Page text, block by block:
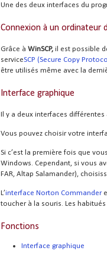
Une des deux interfaces du
Connexion à un ordinateur
Grâce à WinSCP, il est possible
serviceSCP (Secure Copy
être utilisés même avec la
Interface graphique
Il y a deux interfaces
Vous pouvez choisir votre
Si c’est la première fois que
Windows. Cependant, si vous
FAR, Altap Salamander),
L’interface Norton Commander
toucher à la souris. Les
Fonctions
Interface graphique